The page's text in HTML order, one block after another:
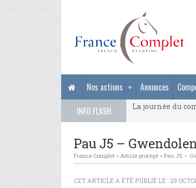
Nos actions Annonces
INFO FLASH
La journée du
La journée du
Pau J5 –
France Complet » Article protégé » Pau J5 –
CET ARTICLE A ÉTÉ PUBLIÉ LE : 29